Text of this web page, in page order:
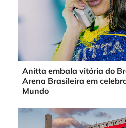
Anitta embala vitória do
Arena Brasileira em
Mundo